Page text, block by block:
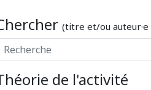
(titre et/ou
de l'activité